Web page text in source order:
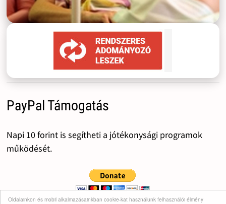
Oldalainkon és mobil alkalmazásainkban cookie-kat használunk felhasználói élmény
PayPal Támogatás
Napi 10 forint is segítheti a jótékonysági programok
működését.